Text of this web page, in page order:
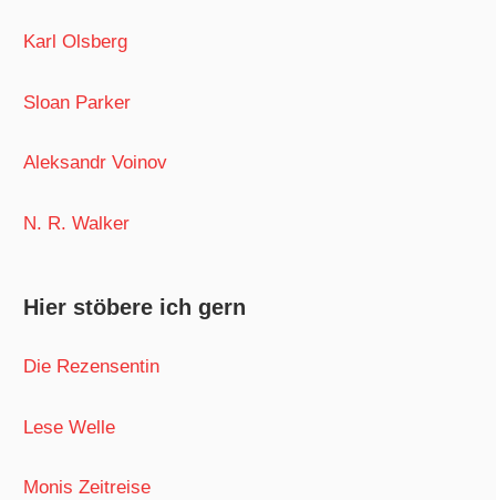
Karl Olsberg
Sloan Parker
Aleksandr Voinov
N. R. Walker
Hier stöbere ich gern
Die Rezensentin
Lese Welle
Monis Zeitreise